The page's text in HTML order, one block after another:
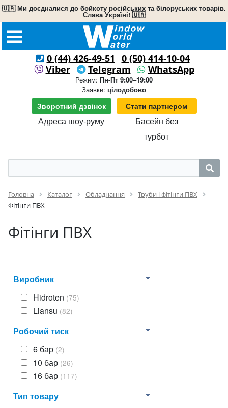
🇺🇦 Ми доєдналися до бойкоту російських та білоруських товарів.
Слава Україні! 🇺🇦
0 (44) 426-49-51
0 (50) 414-10-04
Viber
Telegram WhatsApp
Режим: Пн-Пт 9:00–19:00
Заявки: цілодобово
Зворотний дзвінок Стати партнером
Адреса шоу-руму
Басейн без
турбот
Головна Каталог Обладнання
Труби і фітінги ПВХ
Фітінги ПВХ
Фітінги ПВХ
Виробник
Hidroten (75)
Liansu (82)
Робочий тиск
6 бар (2)
10 бар (26)
16 бар (117)
Тип товару